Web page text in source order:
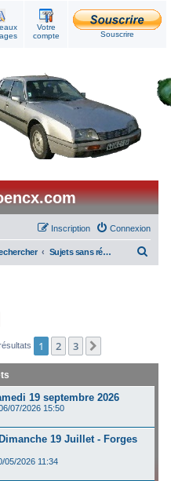
Votre
compte
Souscrire
Connexion
Inscription
Sujets sans réponse
c
1 2 3
19 septembre 2026
07/2026 15:50
19 Juillet - Forges
05/2026 11:34